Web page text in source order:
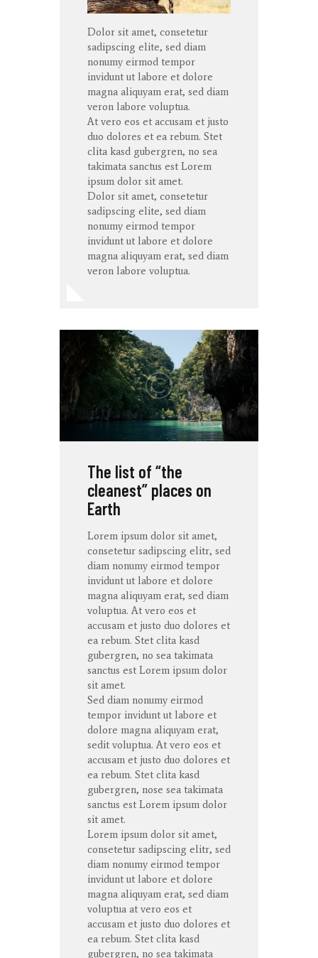
Dolor sit amet, consetetur
sadipscing elite, sed diam
nonumy eirmod tempor
invidunt ut labore et dolore
magna aliquyam erat, sed diam
veron labore voluptua.
At vero eos et accusam et justo
duo dolores et ea rebum. Stet
clita kasd gubergren, no sea
takimata sanctus est Lorem
ipsum dolor sit amet.
Dolor sit amet, consetetur
sadipscing elite, sed diam
nonumy eirmod tempor
invidunt ut labore et dolore
magna aliquyam erat, sed diam
veron labore voluptua.
The list of “the
cleanest” places on
Earth
Lorem ipsum dolor sit amet,
consetetur sadipscing elitr, sed
diam nonumy eirmod tempor
invidunt ut labore et dolore
magna aliquyam erat, sed diam
voluptua. At vero eos et
accusam et justo duo dolores et
ea rebum. Stet clita kasd
gubergren, no sea takimata
sanctus est Lorem ipsum dolor
sit amet.
Sed diam nonumy eirmod
tempor invidunt ut labore et
dolore magna aliquyam erat,
sedit voluptua. At vero eos et
accusam et justo duo dolores et
ea rebum. Stet clita kasd
gubergren, nose sea takimata
sanctus est Lorem ipsum dolor
sit amet.
Lorem ipsum dolor sit amet,
consetetur sadipscing elitr, sed
diam nonumy eirmod tempor
invidunt ut labore et dolore
magna aliquyam erat, sed diam
voluptua at vero eos et
accusam et justo duo dolores et
ea rebum. Stet clita kasd
gubergren, no sea takimata